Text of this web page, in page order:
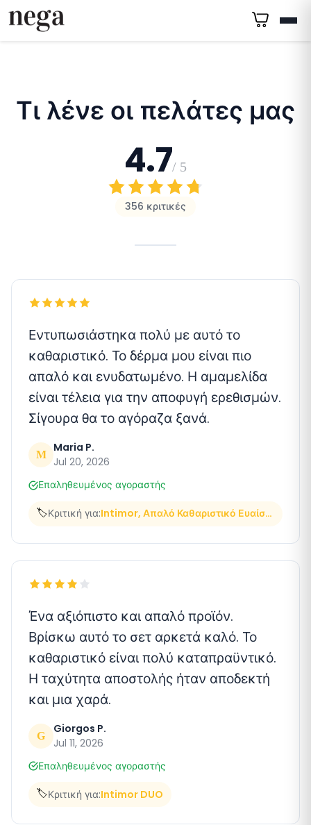
Τι λένε οι πελάτες μας
4.7/ 5
356 κριτικές
Εντυπωσιάστηκα πολύ με αυτό το
καθαριστικό. Το δέρμα μου είναι πιο
απαλό και ενυδατωμένο. Η αμαμελίδα
είναι τέλεια για την αποφυγή ερεθισμών.
Σίγουρα θα το αγόραζα ξανά.
M
Maria P.
Jul 20, 2026
Επαληθευμένος αγοραστής
🏷️Κριτική για: Intimor, Απαλό Καθαριστικό Ευαίσθητων Περιοχών
Ένα αξιόπιστο και απαλό προϊόν.
Βρίσκω αυτό το σετ αρκετά καλό. Το
καθαριστικό είναι πολύ καταπραϋντικό.
Η ταχύτητα αποστολής ήταν αποδεκτή
και μια χαρά.
G
Giorgos P.
Jul 11, 2026
Επαληθευμένος αγοραστής
🏷️Κριτική για:Intimor DUO